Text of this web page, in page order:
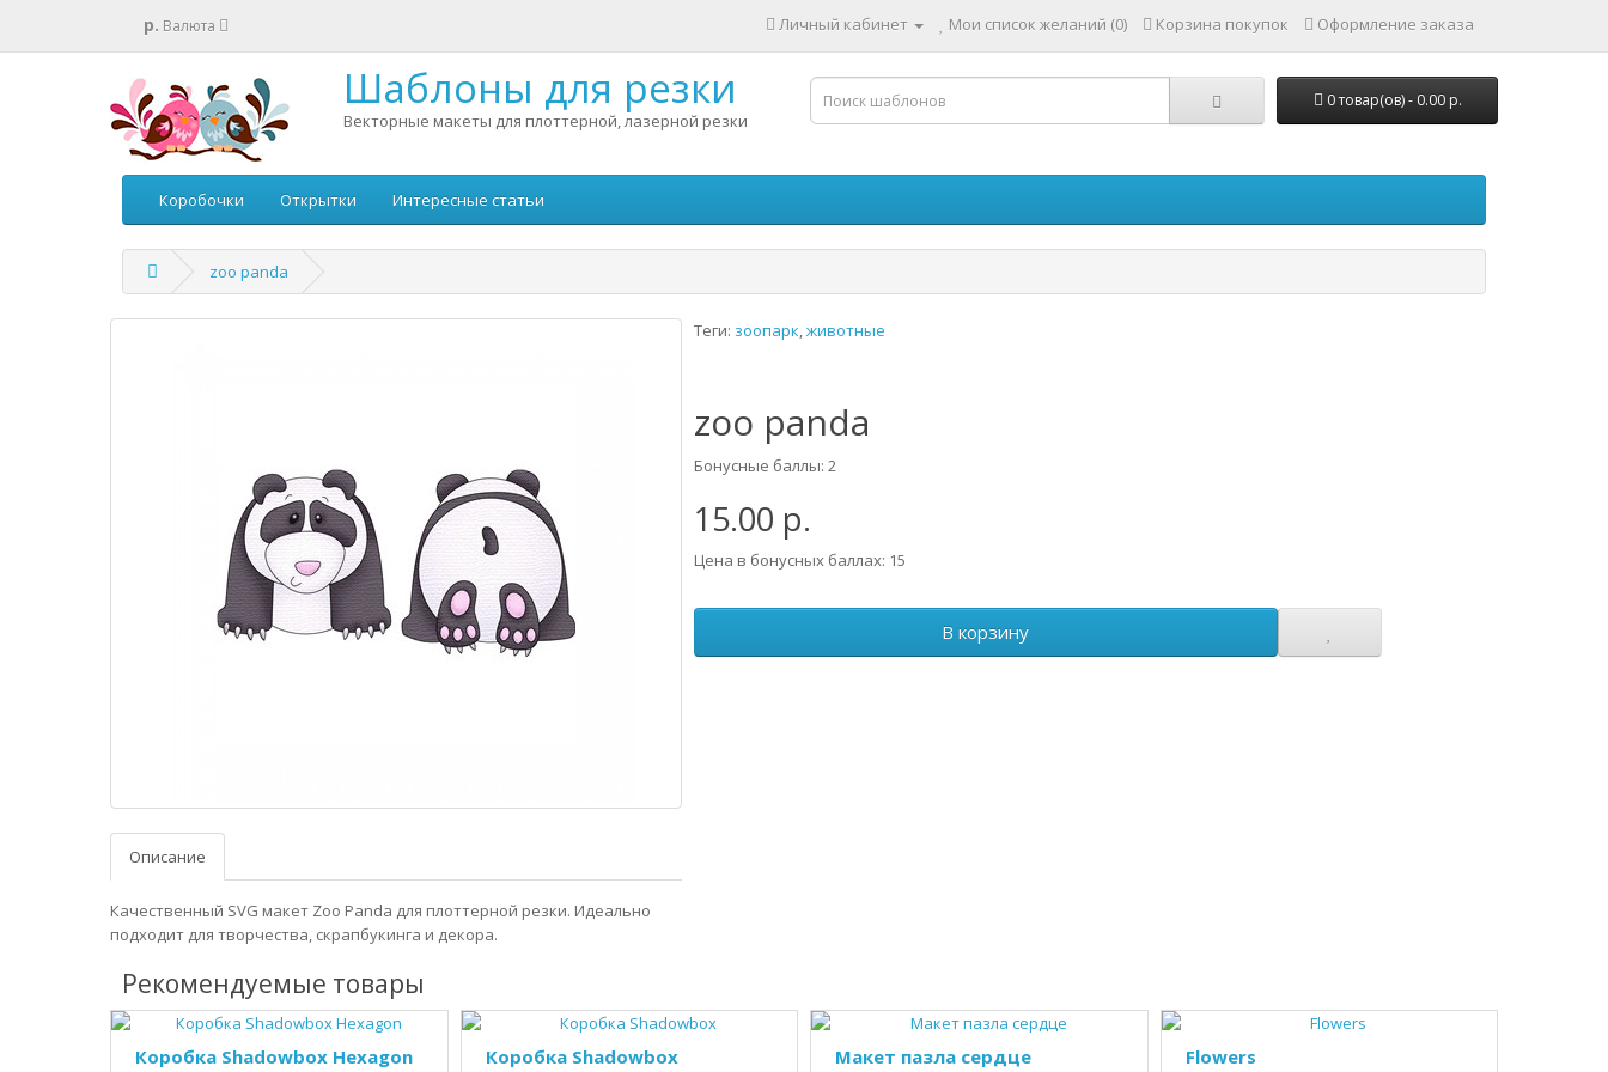
р. Валюта Личный кабинет Мои список желаний (0) Корзина покупок Оформление заказа
Шаблоны для резки
Векторные макеты для плоттерной, лазерной резки
0 товар(ов) - 0.00 р.
Коробочки Открытки Интересные статьи
zoo panda
Описание
Качественный SVG макет Zoo Panda для плоттерной резки. Идеально
подходит для творчества, скрапбукинга и декора.
Теги: зоопарк,животные
zoo panda
Бонусные баллы: 2
15.00 р.
Цена в бонусных баллах: 15
В корзину
Рекомендуемые товары
Коробка Shadowbox Hexagon Коробка Shadowbox Макет пазла сердце Flowers